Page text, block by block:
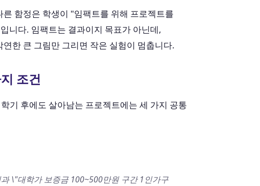
함정은 학생이 "임팩트를 위해 프로젝트를
니다. 임팩트는 결과이지 목표가 아닌데,
한 큰 그림만 그리면 작은 실험이 멈춥니다.
조건
기 후에도 살아남는 프로젝트에는 세 가지 공통
\"대학가 보증금 100~500만원 구간 1인가구